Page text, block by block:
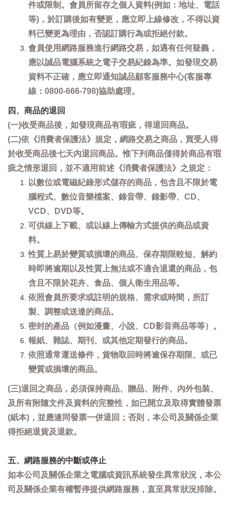
件或限制。會員所留存之個人資料(例如：地址、電話
等)，於訂購後如有變更，應立即上線修改，不得以資
料已變更為理由，否認訂購行為或拒絕付款。
會員使用網路服務進行網路交易，如遇有任何疑義，
應以誠品電腦系統之電子交易紀錄為準。如發現交易
資料不正確，應立即通知誠品顧客服務中心(客服專
線：0800-666-798)協助處理。
四、商品的退回
(一)收受商品後，如發現商品有瑕疵，得退回商品。
(二)依《消費者保護法》規定，網路交易之商品，買受人得
於收受商品後七天內退回商品。惟下列商品僅得於商品有瑕
疵之情形退回，並不適用前述《消費者保護法》之規定：
以數位或電磁紀錄形式儲存的商品，包含且不限於電
腦程式、數位音樂檔案、錄音帶、錄影帶、CD、
VCD、DVD等。
可供線上下載、或以線上傳輸方式提供的商品或資
料。
性質上易於變質或損壞的商品、保存期限較短、解約
時即將逾期以及性質上無法或不適合退還的商品，包
含且不限於花卉、食品、個人衛生用品等。
依照會員所要求或註明的規格、需求或時間，所訂
製、調整或送達的商品。
密封的產品（例如漫畫、小說、CD影音商品等等）。
報紙、雜誌、期刊、或其他定期發行的商品。
依照通常運送條件，貨物取回時將逾保存期限、或已
變質或損壞的商品。
(三)退回之商品，必須保持商品、贈品、附件、內外包裝、
及所有附隨文件及資料的完整性，如已開立及取得實體發票
(紙本)，並應連同發票一併退回；否則，本公司及關係企業
得拒絕退貨及退款。
五、網路服務的中斷或停止
如本公司及關係企業之電腦或資訊系統發生異常狀況，本公
司及關係企業有權暫停提供網路服務，直至異常狀況排除。